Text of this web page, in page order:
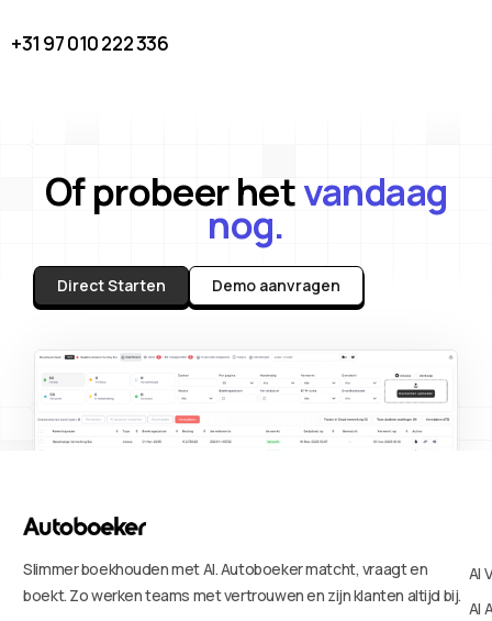
+31 97 010 222 336
Of probeer hetvandaag
nog.
Direct Starten Demo aanvragen
Slimmer boekhouden met AI. Autoboeker matcht, vraagt en
boekt. Zo werken teams met vertrouwen en zijn klanten altijd bij.
AI
AI